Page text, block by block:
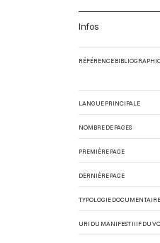
Infos
RÉFÉRENCE
LANGUE PRINCIPALE
NOMBRE DE PAGES
PREMIÈRE PAGE
DERNIÈRE PAGE
TYPOLOGIE DOCUMENTAIRE
URI DU MANIFEST IIIF DU